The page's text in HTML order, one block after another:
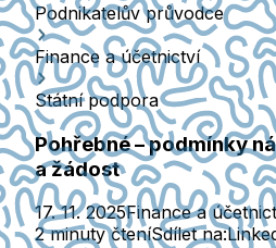
Podnikatelův průvodce
Finance a účetnictví
Státní podpora
Pohřebné – podmínky
a žádost
17. 11. 2025Finance a
2 minuty čteníSdílet na: